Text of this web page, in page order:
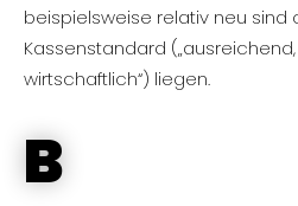
beispielsweise relativ neu sind
Kassenstandard
wirtschaftlich“) liegen.
B